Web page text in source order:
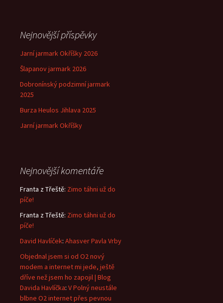
Nejnovější příspěvky
Jarní jarmark Okříšky 2026
Šlapanov jarmark 2026
Dobronínský podzimní jarmark
2025
Burza Heulos Jihlava 2025
Jarní jarmark Okříšky
Nejnovější komentáře
Franta z Třeště: Zimo táhni už do
píče!
Franta z Třeště: Zimo táhni už do
píče!
David Havlíček: Ahasver Pavla Vrby
Objednal jsem si od O2 nový
modem a internet mi jede, ještě
dříve než jsem ho zapojil | Blog
Davida Havlíčka: V Polný neustále
blbne O2 internet přes pevnou